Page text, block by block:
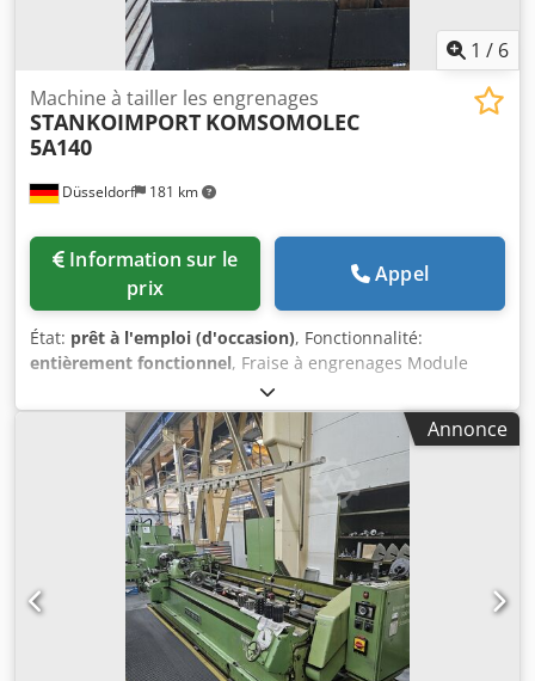
1 / 6
Düsseldorf 181 km
Machine à tailler les engrenages
STANKOIMPORT KOMSOMOLEC
5A140
prix
Appel
État: prêt à l'emploi (d'occasion), Fonctionnalité:
entièrement fonctionnel, Fraise à engrenages Module
d’engrenage maximal : 8 mm Diamètre d’engrenage
maximal : 500 mm Largeur de jante maximale : 100 mm
Course de la broche : 150 mm Course maximale de la
broche : 125 mm Diamètre de la broche produit, bride ou
table de travail : 560 mm Alésage de base dans la table ou
la bride de la broche produit : 110 mm Nombre de doubles
courses : 18 Plage de variation des doubles courses : 55-
560/min Plage de course périphérique : 6-590 mm/min
Plage d’avance radiale : 0,02–0,2 mm/s Distance entre le
plan inférieur, le plan de travail du sol et de la table : 920
mm Distance maximale entre la surface de la table et la
surface de la broche : 270 mm Distance minimale entre la
Annonce